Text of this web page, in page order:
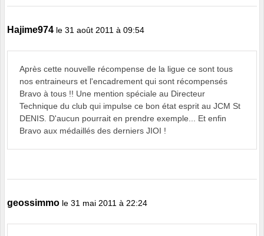
Hajime974 le 31 août 2011 à 09:54
Après cette nouvelle récompense de la ligue ce sont tous
nos entraineurs et l'encadrement qui sont récompensés
Bravo à tous !! Une mention spéciale au Directeur
Technique du club qui impulse ce bon état esprit au JCM St
DENIS. D'aucun pourrait en prendre exemple... Et enfin
Bravo aux médaillés des derniers JIOI !
geossimmo le 31 mai 2011 à 22:24